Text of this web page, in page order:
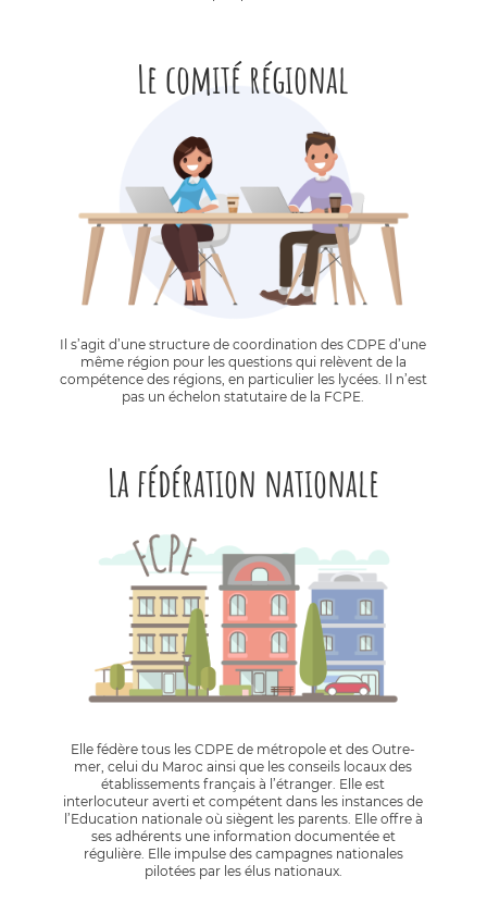
Le comité régional
Il s’agit d’une structure de coordination des CDPE d’une
même région pour les questions qui relèvent de la
compétence des régions, en particulier les lycées. Il n’est
pas un échelon statutaire de la FCPE.
La fédération nationale
Elle fédère tous les CDPE de métropole et des Outre-
mer, celui du Maroc ainsi que les conseils locaux des
établissements français à l’étranger. Elle est
interlocuteur averti et compétent dans les instances de
l’Education nationale où siègent les parents. Elle offre à
ses adhérents une information documentée et
régulière. Elle impulse des campagnes nationales
pilotées par les élus nationaux.